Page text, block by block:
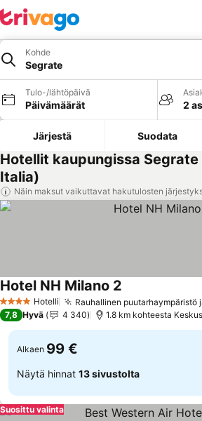
Kohde
Segrate
Tulo-/lähtöpäivä
Päivämäärät 2
Järjestä Suodata
Hotellit kaupungissa Segrate
Italia)
Näin maksut vaikuttavat hakutulosten
4 Tähtiluokitus
Hotelli Rauhallinen puutarhaympäristö
Hotel NH Milano 2
7,8 Hyvä 4 340 1.8 km kohteesta
Alkaen 99 €
Näytä hinnat 13 sivustolta
Suosittu valinta